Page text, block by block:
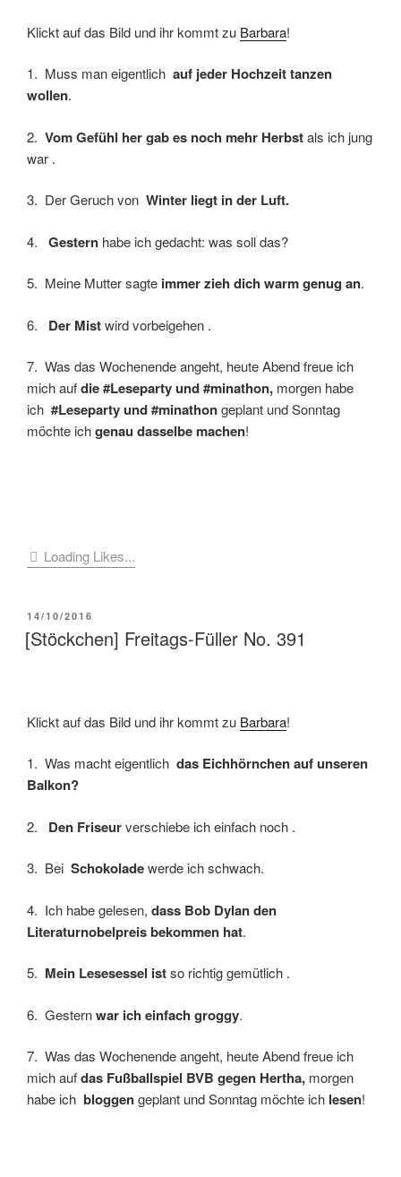
Klickt auf das Bild und ihr kommt zu Barbara!
1. Muss man eigentlich auf jeder Hochzeit tanzen
wollen.
2. Vom Gefühl her gab es noch mehr Herbstals ich jung
war .
3. Der Geruch von Winter liegt in der Luft.
4. Gestern habe ich gedacht: was soll das?
5. Meine Mutter sagte immer zieh dich warm genug an.
6. Der Mistwird vorbeigehen .
7. Was das Wochenende angeht, heute Abend freue ich
mich aufdie #Leseparty und #minathon, morgen habe
ich #Leseparty und #minathongeplant und Sonntag
möchte ichgenau dasselbe machen!
Loading Likes...
VERÖFFENTLICHT
AM
14/10/2016
[Stöckchen] Freitags-Füller No. 391
Klickt auf das Bild und ihr kommt zu Barbara!
1. Was macht eigentlich das Eichhörnchen auf unseren
Balkon?
2. Den Friseurverschiebe ich einfach noch .
3. Bei Schokoladewerde ich schwach.
4. Ich habe gelesen, dass Bob Dylan den
Literaturnobelpreis bekommen hat.
5. Mein Lesesessel istso richtig gemütlich .
6. Gesternwar ich einfach groggy.
7. Was das Wochenende angeht, heute Abend freue ich
mich aufdas Fußballspiel BVB gegen Hertha, morgen
habe ich bloggengeplant und Sonntag möchte ich lesen!